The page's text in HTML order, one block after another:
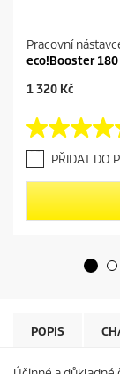
Pracovní
eco!Booster 180
C
e
n
t
p
1 320 Kč
5
.
0
z
h
e
PŘIDAT DO
POPIS